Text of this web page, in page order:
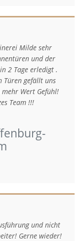
Milde sehr
und der
2 Tage erledigt .
Türen gefällt uns
Wert Gefühl!
Team !!!
und nicht
Gerne wieder!